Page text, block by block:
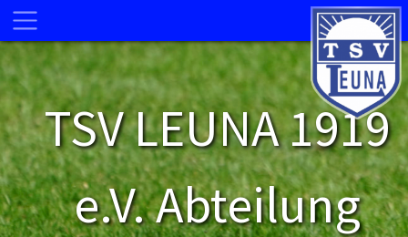
TSV LEUNA 1919
e.V. Abteilung